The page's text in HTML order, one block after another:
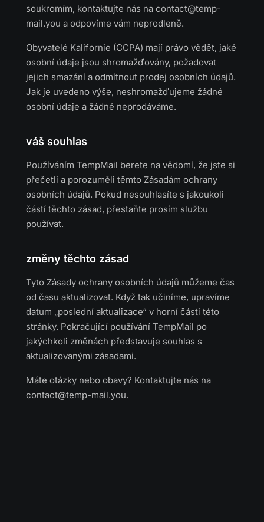
soukromím, kontaktujte nás na contact@temp-
mail.you a odpovíme vám neprodleně.
Obyvatelé Kalifornie (CCPA) mají právo vědět, jaké
osobní údaje jsou shromažďovány, požadovat
jejich smazání a odmítnout prodej osobních údajů.
Jak je uvedeno výše, neshromažďujeme žádné
osobní údaje a žádné neprodáváme.
váš souhlas
Používáním TempMail berete na vědomí, že jste si
přečetli a porozuměli těmto Zásadám ochrany
osobních údajů. Pokud nesouhlasíte s jakoukoli
částí těchto zásad, přestaňte prosím službu
používat.
změny těchto zásad
Tyto Zásady ochrany osobních údajů můžeme čas
od času aktualizovat. Když tak učiníme, upravíme
datum „poslední aktualizace“ v horní části této
stránky. Pokračující používání TempMail po
jakýchkoli změnách představuje souhlas s
aktualizovanými zásadami.
Máte otázky nebo obavy? Kontaktujte nás na
contact@temp-mail.you.